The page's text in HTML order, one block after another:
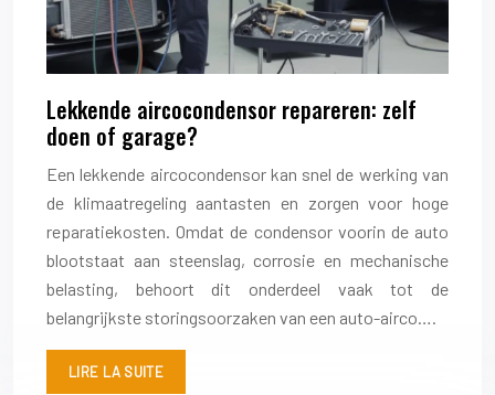
Lekkende aircocondensor repareren: zelf
doen of garage?
Een lekkende aircocondensor kan snel de werking van
de klimaatregeling aantasten en zorgen voor hoge
reparatiekosten. Omdat de condensor voorin de auto
blootstaat aan steenslag, corrosie en mechanische
belasting, behoort dit onderdeel vaak tot de
belangrijkste storingsoorzaken van een auto-airco….
LIRE LA SUITE